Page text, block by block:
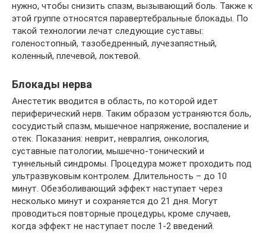
нужно, чтобы снизить спазм, вызывающий боль. Также к
этой группе относятся паравертебральные блокады. По
такой технологии лечат следующие суставы:
голеностопный, тазобедренный, лучезапястный,
коленный, плечевой, локтевой.
Блокады нерва
Анестетик вводится в область, по которой идет
периферический нерв. Таким образом устраняются боль,
сосудистый спазм, мышечное напряжение, воспаление и
отек. Показания: неврит, невралгия, онкология,
суставные патологии, мышечно-тонический и
туннельный синдромы. Процедура может проходить под
ультразвуковым контролем. Длительность – до 10
минут. Обезболивающий эффект наступает через
несколько минут и сохраняется до 21 дня. Могут
проводиться повторные процедуры, кроме случаев,
когда эффект не наступает после 1-2 введений.